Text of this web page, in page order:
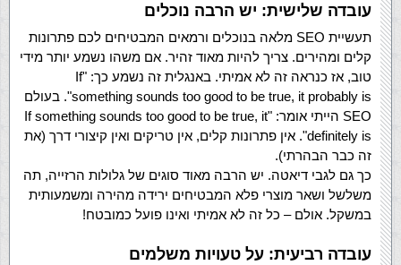
עובדה שלישית: יש הרבה נוכלים
תעשיית SEO מלאה בנוכלים ורמאים המבטיחים לכם פתרונות
קלים ומהירים. צריך להיות מאוד זהיר. אם משהו נשמע יותר מידי
טוב, אז כנראה זה לא אמיתי. באנגלית זה נשמע כך: "If
something sounds too good to be true, it probably is". בעולם
SEO הייתי אומר: "If something sounds too good to be true, it
definitely is". אין פתרונות קלים, אין טריקים ואין קיצורי דרך (את
זה כבר הבהרתי).
כך גם לגבי דיאטה. יש הרבה מאוד סוגים של גלולות הרזייה, תה
משלשל ושאר מוצרי פלא המבטיחים ירידה מהירה ומשמעותית
במשקל. אולם – כל זה לא אמיתי ואינו פועל כמובטח!
עובדה רביעית: על טעויות משלמים